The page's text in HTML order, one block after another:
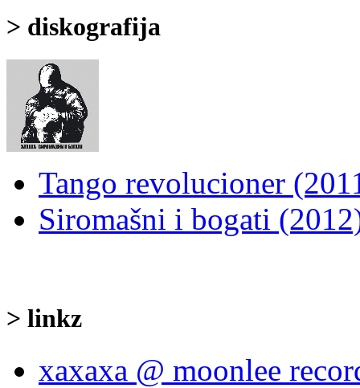
> diskografija
Tango revolucioner
Siromašni i bogati
> linkz
xaxaxa @ moonlee